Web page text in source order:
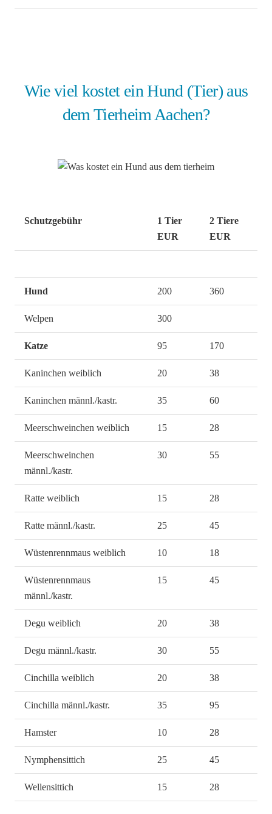
Wie viel kostet ein Hund (Tier) aus
dem Tierheim Aachen?
Schutzgebühr
1 Tier
EUR
2 Tiere
EUR
Hund 200 360
Welpen 300
Katze 95 170
Kaninchen weiblich 20 38
Kaninchen männl./kastr. 35 60
Meerschweinchen weiblich 15 28
Meerschweinchen
männl./kastr.
30 55
Ratte weiblich 15 28
Ratte männl./kastr. 25 45
Wüstenrennmaus weiblich 10 18
Wüstenrennmaus
männl./kastr.
15 45
Degu weiblich 20 38
Degu männl./kastr. 30 55
Cinchilla weiblich 20 38
Cinchilla männl./kastr. 35 95
Hamster 10 28
Nymphensittich 25 45
Wellensittich 15 28